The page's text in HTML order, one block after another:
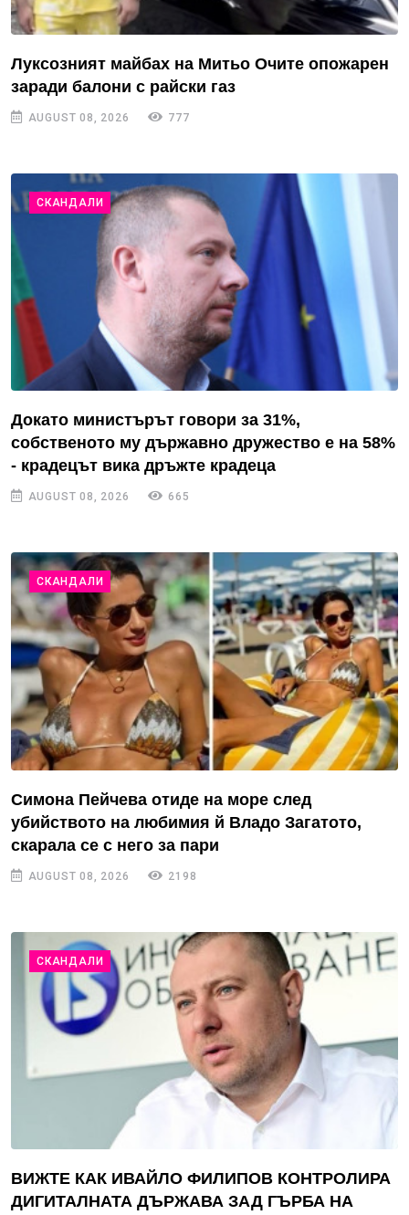
Луксозният майбах на Митьо Очите опожарен
заради балони с райски газ
AUGUST 08, 2026 777
СКАНДАЛИ
Докато министърът говори за 31%,
собственото му държавно дружество е на 58%
- крадецът вика дръжте крадеца
AUGUST 08, 2026 665
СКАНДАЛИ
Симона Пейчева отиде на море след
убийството на любимия й Владо Загатото,
скарала се с него за пари
AUGUST 08, 2026 2198
СКАНДАЛИ
ВИЖТЕ КАК ИВАЙЛО ФИЛИПОВ КОНТРОЛИРА
ДИГИТАЛНАТА ДЪРЖАВА ЗАД ГЪРБА НА